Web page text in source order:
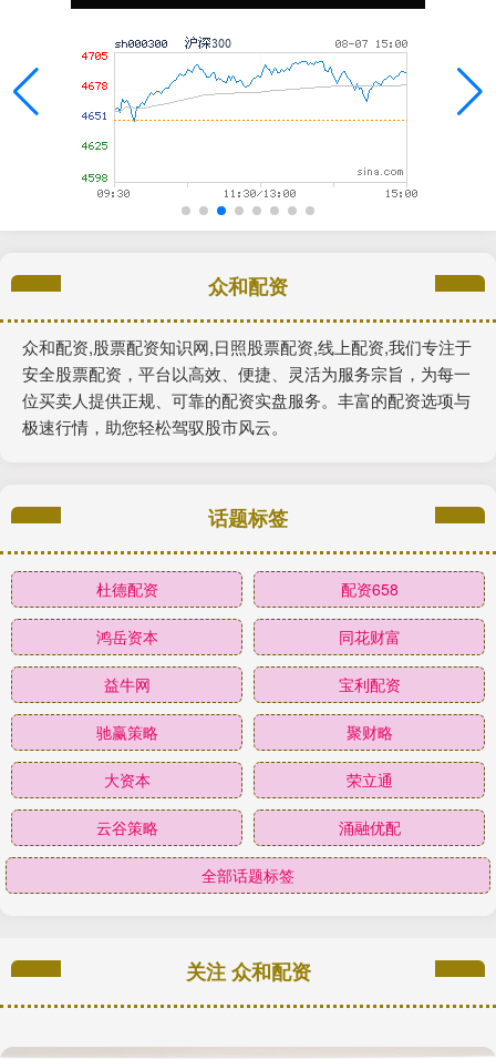
众和配资
众和配资,股票配资知识网,日照股票配资,线上配资,我们专注于
安全股票配资，平台以高效、便捷、灵活为服务宗旨，为每一
位买卖人提供正规、可靠的配资实盘服务。丰富的配资选项与
极速行情，助您轻松驾驭股市风云。
话题标签
杜德配资 配资658
鸿岳资本 同花财富
益牛网 宝利配资
驰赢策略 聚财略
大资本 荣立通
云谷策略 涌融优配
全部话题标签
关注 众和配资